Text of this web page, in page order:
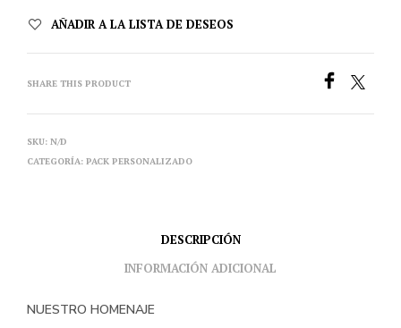
AÑADIR A LA LISTA DE DESEOS
SHARE THIS PRODUCT
SKU: N/D
CATEGORÍA: PACK PERSONALIZADO
DESCRIPCIÓN
INFORMACIÓN ADICIONAL
NUESTRO HOMENAJE